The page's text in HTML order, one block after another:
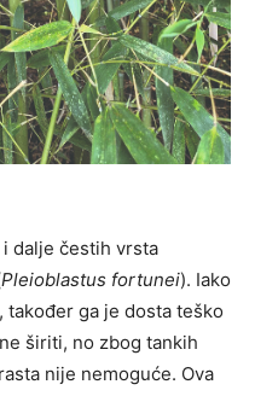
dalje čestih vrsta
Pleioblastus fortunei). Iako
ga je dosta teško
širiti, no zbog tankih
nije nemoguće. Ova